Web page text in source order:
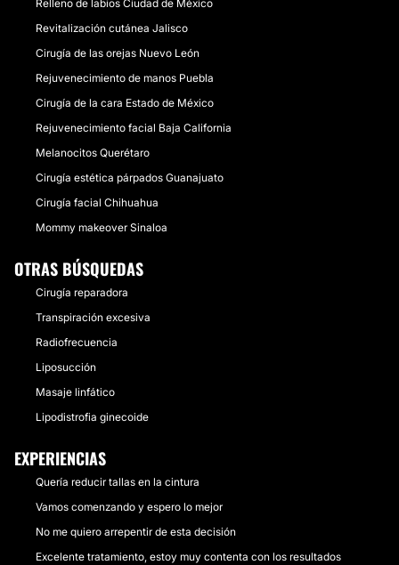
Relleno de labios Ciudad de México
Revitalización cutánea Jalisco
Cirugía de las orejas Nuevo León
Rejuvenecimiento de manos Puebla
Cirugía de la cara Estado de México
Rejuvenecimiento facial Baja California
Melanocitos Querétaro
Cirugía estética párpados Guanajuato
Cirugía facial Chihuahua
Mommy makeover Sinaloa
OTRAS BÚSQUEDAS
Cirugía reparadora
Transpiración excesiva
Radiofrecuencia
Liposucción
Masaje linfático
Lipodistrofia ginecoide
EXPERIENCIAS
Quería reducir tallas en la cintura
Vamos comenzando y espero lo mejor
No me quiero arrepentir de esta decisión
Excelente tratamiento, estoy muy contenta con los resultados